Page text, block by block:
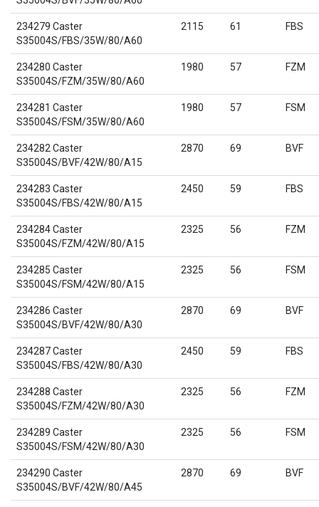
234279 Caster
S35004S/FBS/35W/80/A60
2115 61 FBS
234280 Caster
S35004S/FZM/35W/80/A60
1980 57 FZM
234281 Caster
S35004S/FSM/35W/80/A60
1980 57 FSM
234282 Caster
S35004S/BVF/42W/80/A15
2870 69 BVF
234283 Caster
S35004S/FBS/42W/80/A15
2450 59 FBS
234284 Caster
S35004S/FZM/42W/80/A15
2325 56 FZM
234285 Caster
S35004S/FSM/42W/80/A15
2325 56 FSM
234286 Caster
S35004S/BVF/42W/80/A30
2870 69 BVF
234287 Caster
S35004S/FBS/42W/80/A30
2450 59 FBS
234288 Caster
S35004S/FZM/42W/80/A30
2325 56 FZM
234289 Caster
S35004S/FSM/42W/80/A30
2325 56 FSM
234290 Caster
S35004S/BVF/42W/80/A45
2870 69 BVF